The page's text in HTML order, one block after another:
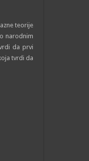
teorije
narodnim
da prvi
tvrdi da